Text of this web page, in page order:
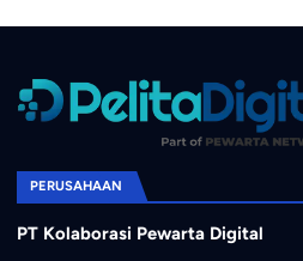
PERUSAHAAN
PT Kolaborasi Pewarta Digital